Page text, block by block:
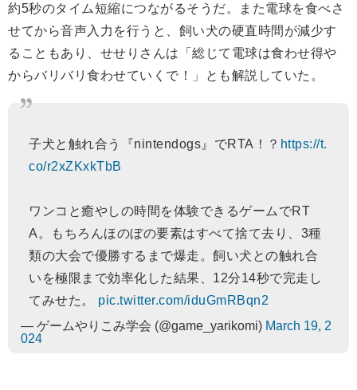
約5秒のタイム短縮につながるそうだ。また電球を食べさ
せてから音声入力を行うと、飼い犬の硬直時間が減少す
ることもあり、せせりさんは「総じて電球は食わせ得や
からバリバリ食わせていくで！」とも解説していた。
子犬と触れ合う『nintendogs』でRTA！？ https://t.
co/r2xZKxkTbB
ワンコと癒やしの時間を体験できるゲームでRT
A。もちろんほのぼの要素はすべて捨て去り、3種
類の大会で優勝するまで爆走。飼い犬との触れ合
いを極限まで効率化した結果、12分14秒で完走し
てみせた。 pic.twitter.com/iduGmRBqn2
— ゲームやりこみ学会 (@game_yarikomi) March 19, 2
024